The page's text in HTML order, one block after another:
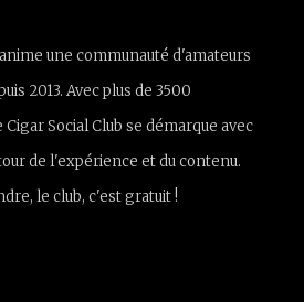
une communauté d'amateurs
2013. Avec plus de 3500
Social Club se démarque avec
de l'expérience et du contenu.
le club, c'est gratuit !